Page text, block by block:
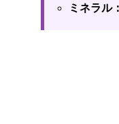
ミネラル：